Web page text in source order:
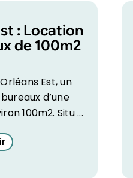
: Location
de 100m2
Est, un
d’une
100m2. Situ ...